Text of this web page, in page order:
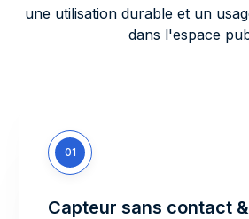
une utilisation durable et un
dans l'espace
01
Capteur sans contact